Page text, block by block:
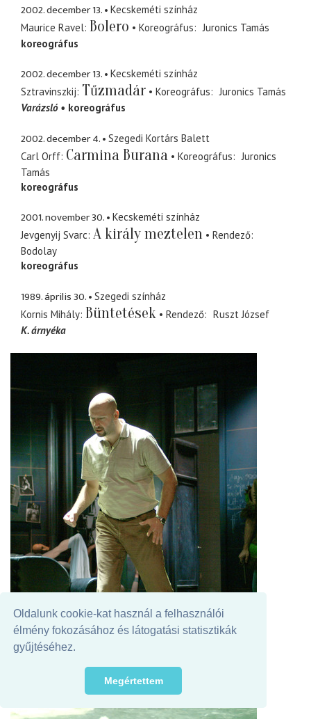
Oldalunk cookie-kat használ a felhasználói
élmény fokozásához és látogatási statisztikák
gyűjtéséhez.
Megértettem
2002. december 13.
Kecskeméti színház
Maurice Ravel Bolero Koreográfus
Juronics Tamás
koreográfus
2002. december 13.
Kecskeméti színház
Sztravinszkij Tűzmadár Koreográfus
Juronics Tamás
Varázsló
koreográfus
2002. december 4.
Szegedi Kortárs Balett
Carl Orff Carmina Burana Koreográfus
Juronics
Tamás
koreográfus
2001. november 30.
Kecskeméti színház
Jevgenyij Svarc A király meztelen
Rendező
Bodolay
koreográfus
1989. április 30.
Szegedi színház
Kornis Mihály Büntetések Rendező
Ruszt József
K. árnyéka